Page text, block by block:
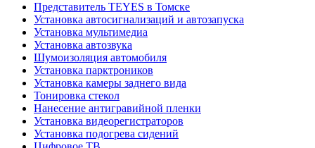
Представитель TEYES в Томске
Установка автосигнализаций и автозапуска
Установка мультимедиа
Установка автозвука
Шумоизоляция автомобиля
Установка парктроников
Установка камеры заднего вида
Тонировка стекол
Нанесение антигравийной пленки
Установка видеорегистраторов
Установка подогрева сидений